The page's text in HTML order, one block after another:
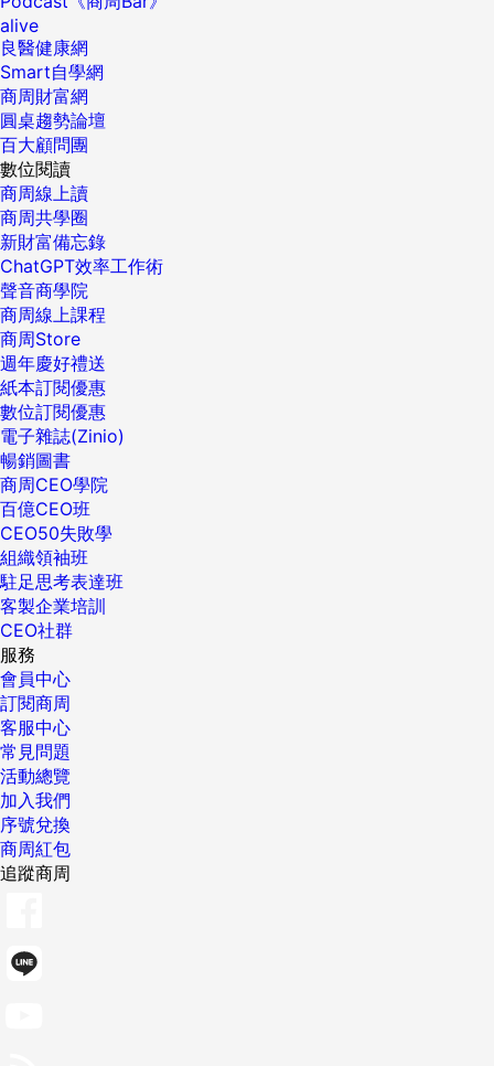
alive
良醫健康網
Smart自學網
商周財富網
圓桌趨勢論壇
百大顧問團
數位閱讀
商周線上讀
商周共學圈
新財富備忘錄
ChatGPT效率工作術
聲音商學院
商周線上課程
商周Store
週年慶好禮送
紙本訂閱優惠
數位訂閱優惠
電子雜誌(Zinio)
暢銷圖書
商周CEO學院
百億CEO班
CEO50失敗學
組織領袖班
駐足思考表達班
客製企業培訓
CEO社群
服務
會員中心
訂閱商周
客服中心
常見問題
活動總覽
加入我們
序號兌換
商周紅包
追蹤商周